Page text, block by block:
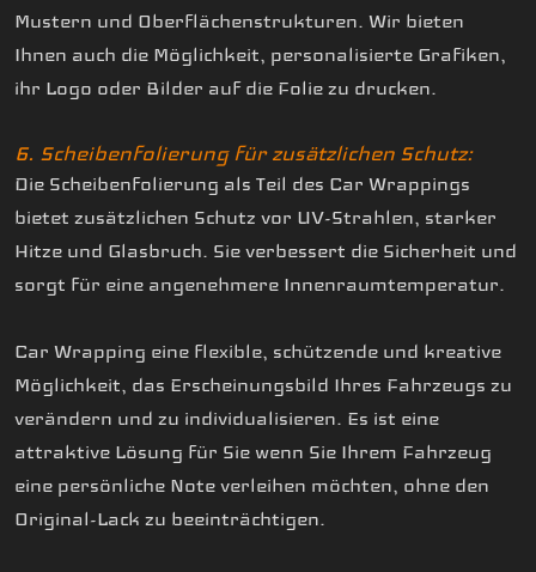
Mustern und Oberflächenstrukturen. Wir bieten
Ihnen auch die Möglichkeit, personalisierte Grafiken,
ihr Logo oder Bilder auf die Folie zu drucken.
6. Scheibenfolierung für zusätzlichen Schutz:
Die Scheibenfolierung als Teil des Car Wrappings
bietet zusätzlichen Schutz vor UV-Strahlen, starker
Hitze und Glasbruch. Sie verbessert die Sicherheit und
sorgt für eine angenehmere Innenraumtemperatur.
Car Wrapping eine flexible, schützende und kreative
Möglichkeit, das Erscheinungsbild Ihres Fahrzeugs zu
verändern und zu individualisieren. Es ist eine
attraktive Lösung für Sie wenn Sie Ihrem Fahrzeug
eine persönliche Note verleihen möchten, ohne den
Original-Lack zu beeinträchtigen.